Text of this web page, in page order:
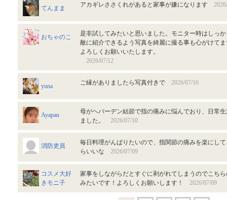
てんまま アカギレささくれがあると家事が嫌になります
おちゃのこ
是非試してみたいと思いました。モニター時はしっ
敵に紹介できるよう写真を綺麗に撮る事も心がけて
よろしくお願いいたします。
2026/07/12
yuna ご縁がありましたら写真付きで 2026/07/10
Ayapan
母がヘバーデン結節で指の痛みに悩んでおり、日常
ました。 2026/07/10
消防吏員
毎日料理がんばりたいので、指関節の痛みを楽にし
らいいな 2026/07/09
コスメ大好
きモニ子
家事をしながらだとすぐに剥がれてしまうのでこち
みたいです！よろしくお願いします！ 2026/07/09